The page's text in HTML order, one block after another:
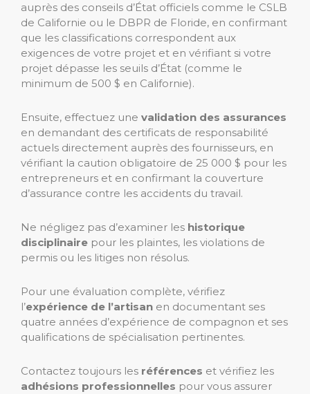
auprès des conseils d’État officiels comme le CSLB
de Californie ou le DBPR de Floride, en confirmant
que les classifications correspondent aux
exigences de votre projet et en vérifiant si votre
projet dépasse les seuils d’État (comme le
minimum de 500 $ en Californie).
Ensuite, effectuez une validation des assurances
en demandant des certificats de responsabilité
actuels directement auprès des fournisseurs, en
vérifiant la caution obligatoire de 25 000 $ pour les
entrepreneurs et en confirmant la couverture
d’assurance contre les accidents du travail.
Ne négligez pas d’examiner les historique
disciplinaire pour les plaintes, les violations de
permis ou les litiges non résolus.
Pour une évaluation complète, vérifiez
l’expérience de l’artisan en documentant ses
quatre années d’expérience de compagnon et ses
qualifications de spécialisation pertinentes.
Contactez toujours les références et vérifiez les
adhésions professionnelles pour vous assurer